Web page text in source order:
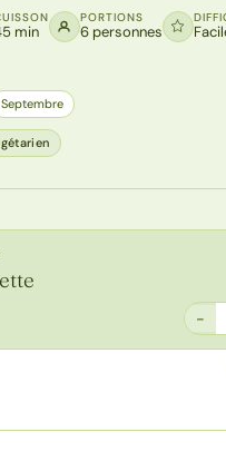
min
PORTIONS
6 personnes
Septembre
−